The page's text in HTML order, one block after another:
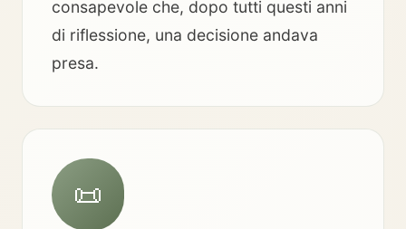
consapevole che, dopo tutti questi anni
di riflessione, una decisione andava
presa.
📜